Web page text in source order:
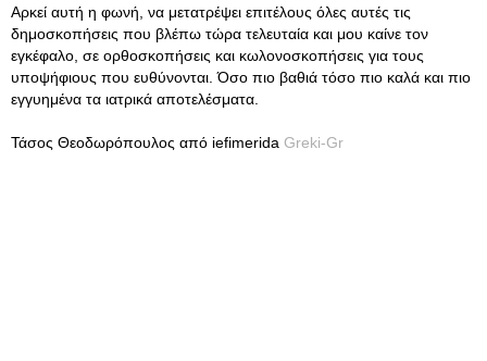
Αρκεί αυτή η φωνή, να μετατρέψει επιτέλους όλες αυτές τις
δημοσκοπήσεις που βλέπω τώρα τελευταία και μου καίνε τον
εγκέφαλο, σε ορθοσκοπήσεις και κωλονοσκοπήσεις για τους
υποψήφιους που ευθύνονται. Όσο πιο βαθιά τόσο πιο καλά και πιο
εγγυημένα τα ιατρικά αποτελέσματα.
Τάσος Θεοδωρόπουλος από iefimerida Greki-Gr